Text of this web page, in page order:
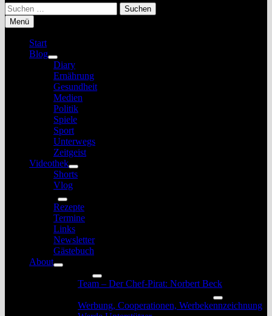
Suchen
nach:
Menü
Start
Blog
Untermenü
anzeigen
Diary
Ernährung
Gesundheit
Medien
Politik
Spiele
Sport
Unterwegs
Zeitgeist
Videothek
Untermenü
anzeigen
Shorts
Vlog
Untermenü
anzeigen
Rezepte
Termine
Links
Newsletter
Gästebuch
About
Untermenü
anzeigen
Untermenü
anzeigen
Team – Der Chef-Pirat: Norbert Beck
Untermenü
anzeigen
Werbung, Cooperationen, Werbekennzeichnung